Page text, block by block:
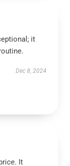
it
Dec 8, 2024
It